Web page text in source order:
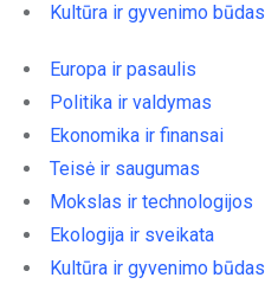
Kultūra ir gyvenimo būdas
Europa ir pasaulis
Politika ir valdymas
Ekonomika ir finansai
Teisė ir saugumas
Mokslas ir technologijos
Ekologija ir sveikata
Kultūra ir gyvenimo būdas